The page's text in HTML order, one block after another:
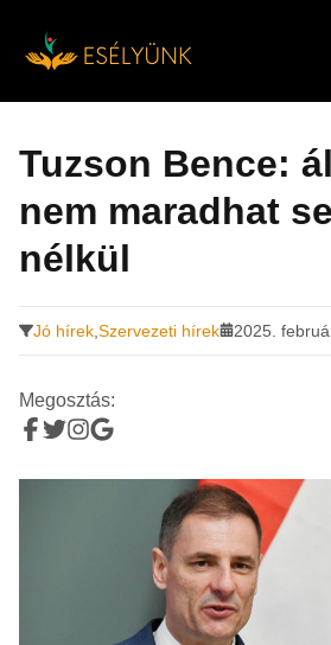
tartalomra
Tuzson Bence:
nem maradhat
nélkül
Jó hírek Szervezeti hírek 2025.
Megosztás: